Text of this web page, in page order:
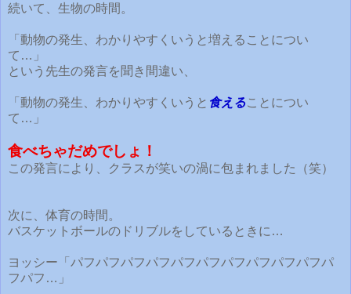
続いて、生物の時間。
「動物の発生、わかりやすくいうと増えることについ
て…」
という先生の発言を聞き間違い、
「動物の発生、わかりやすくいうと 食えることについ
て…」
食べちゃだめでしょ！
この発言により、クラスが笑いの渦に包まれました（笑）
次に、体育の時間。
バスケットボールのドリブルをしているときに…
ヨッシー「パフパフパフパフパフパフパフパフパフパフパ
フパフ…」